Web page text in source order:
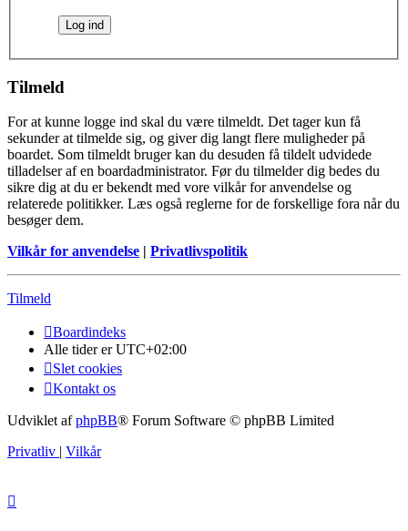
Tilmeld
For at kunne logge ind skal du være tilmeldt. Det tager kun få
sekunder at tilmelde sig, og giver dig langt flere muligheder på
boardet. Som tilmeldt bruger kan du desuden få tildelt udvidede
tilladelser af en boardadministrator. Før du tilmelder dig bedes du
sikre dig at du er bekendt med vore vilkår for anvendelse og
relaterede politikker. Læs også reglerne for de forskellige fora når du
besøger dem.
Vilkår for anvendelse | Privatlivspolitik
Tilmeld
Boardindeks
Alle tider erUTC+02:00
Slet cookies
Kontakt os
Udviklet afphpBB® Forum Software © phpBB Limited
Privatliv | Vilkår